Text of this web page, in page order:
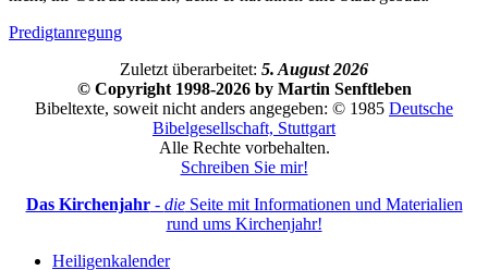
Predigtanregung
Zuletzt überarbeitet: 5. August 2026
© Copyright 1998-2026 by Martin Senftleben
Bibeltexte, soweit nicht anders angegeben: © 1985 Deutsche
Bibelgesellschaft, Stuttgart
Alle Rechte vorbehalten.
Schreiben Sie mir!
Das Kirchenjahr- dieSeite mit Informationen und Materialien
rund ums Kirchenjahr!
Heiligenkalender